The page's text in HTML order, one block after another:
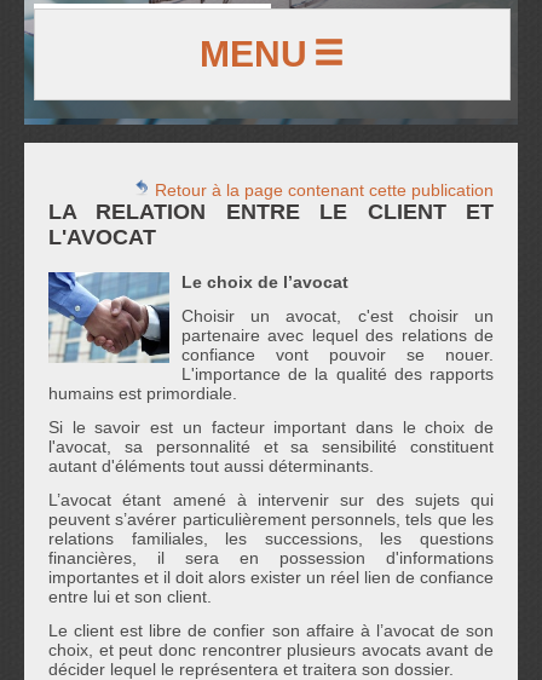
MENU
Retour à la page contenant cette publication
LA RELATION ENTRE LE CLIENT ET
L'AVOCAT
Le choix de l’avocat
Choisir un avocat, c'est choisir un
partenaire avec lequel des relations de
confiance vont pouvoir se nouer.
L'importance de la qualité des rapports
humains est primordiale.
Si le savoir est un facteur important dans le choix de
l'avocat, sa personnalité et sa sensibilité constituent
autant d'éléments tout aussi déterminants.
L’avocat étant amené à intervenir sur des sujets qui
peuvent s’avérer particulièrement personnels, tels que les
relations familiales, les successions, les questions
financières, il sera en possession d'informations
importantes et il doit alors exister un réel lien de confiance
entre lui et son client.
Le client est libre de confier son affaire à l’avocat de son
choix, et peut donc rencontrer plusieurs avocats avant de
décider lequel le représentera et traitera son dossier.